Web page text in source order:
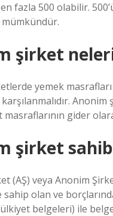
en fazla 500 olabilir.
şirket
yemek
karşılanmalıdır.
masraflarının gider
şirket
(AŞ) veya Anonim
sahip olan ve
belgeleri) ile